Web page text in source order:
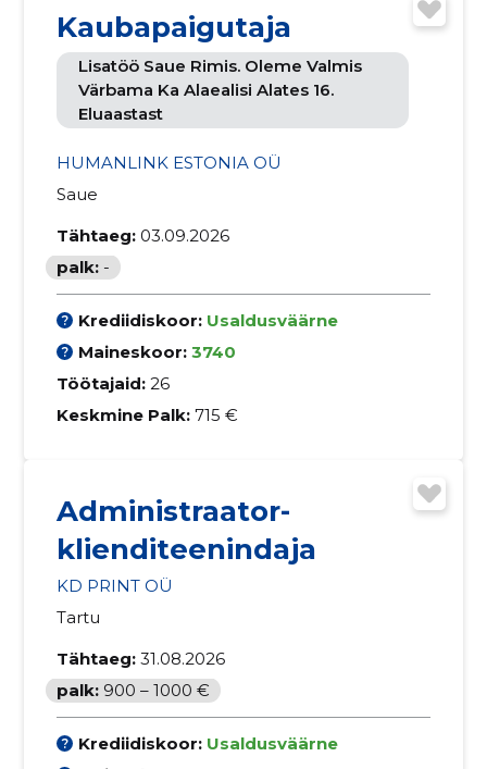
Kaubapaigutaja
Lisatöö Saue Rimis. Oleme Valmis
Värbama Ka Alaealisi Alates 16.
Eluaastast
HUMANLINK ESTONIA OÜ
Saue
Tähtaeg: 03.09.2026
palk: -
Krediidiskoor: Usaldusväärne
Maineskoor: 3740
Töötajaid: 26
Keskmine Palk: 715 €
Administraator-
klienditeenindaja
KD PRINT OÜ
Tartu
Tähtaeg: 31.08.2026
palk: 900 – 1000 €
Krediidiskoor: Usaldusväärne